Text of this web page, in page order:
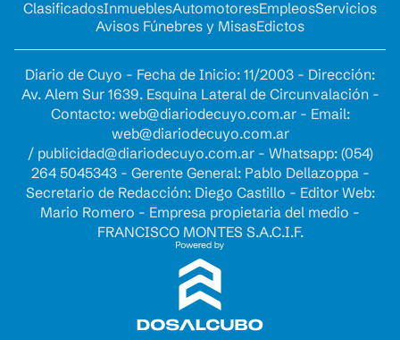
ClasificadosInmueblesAutomotoresEmpleosServicios
Avisos Fúnebres y MisasEdictos
Diario de Cuyo - Fecha de Inicio: 11/2003 - Dirección:
Av. Alem Sur 1639. Esquina Lateral de Circunvalación -
Contacto: web@diariodecuyo.com.ar- Email:
web@diariodecuyo.com.ar
/ publicidad@diariodecuyo.com.ar- Whatsapp: (054)
264 5045343 - Gerente General: Pablo Dellazoppa -
Secretario de Redacción: Diego Castillo - Editor Web:
Mario Romero - Empresa propietaria del medio -
FRANCISCO MONTES S.A.C.I.F.